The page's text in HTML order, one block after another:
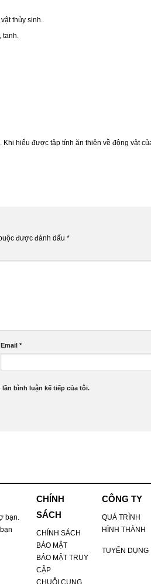
thủy sinh.
hiểu được tập tính ăn thiên về động vật
được đánh dấu *
Email *
bình luận kế tiếp của tôi.
bạn.
CHÍNH
SÁCH
CHÍNH SÁCH
BẢO MẬT
BẢO MẬT TRUY
CẬP
CHUỖI CUNG
CÔNG TY
QUÁ TRÌNH
HÌNH THÀNH
TUYỂN DỤNG